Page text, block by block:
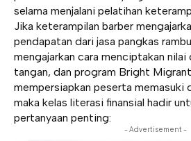
selama menjalani pelatihan
Jika keterampilan barber
pendapatan dari jasa pangkas
mengajarkan cara menciptakan
tangan, dan program Bright
mempersiapkan peserta memasuki
maka kelas literasi finansial hadir
pertanyaan penting:
- Advertisement -